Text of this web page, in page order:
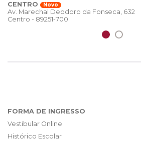
CENTRO
Novo
Av. Marechal Deodoro da Fonseca, 632
Centro - 89251-700
FORMA DE INGRESSO
Vestibular Online
Histórico Escolar